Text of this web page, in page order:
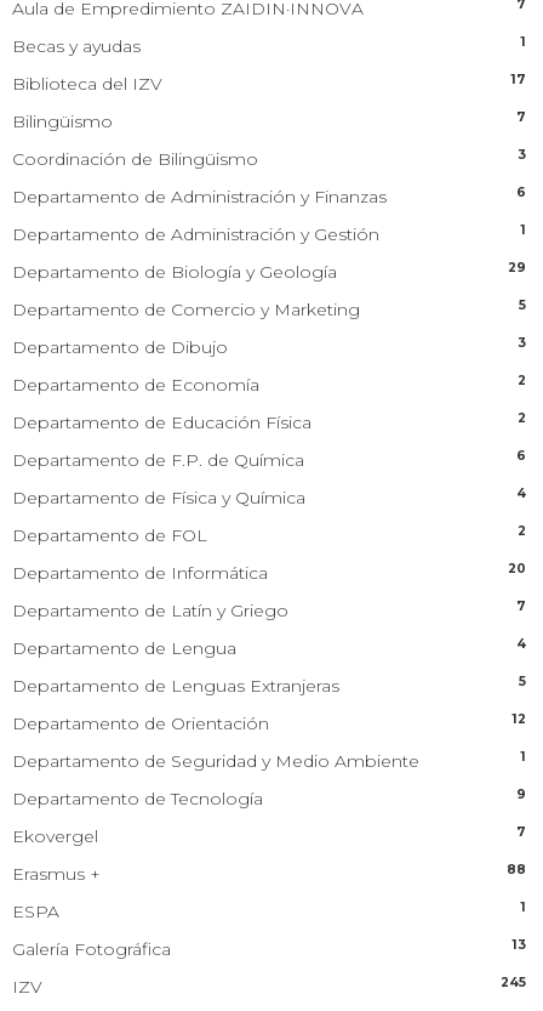
Aula de Empredimiento ZAIDIN·INNOVA 7
Becas y ayudas 1
Biblioteca del IZV 17
Bilingüismo 7
Coordinación de Bilingüismo 3
Departamento de Administración y Finanzas 6
Departamento de Administración y Gestión 1
Departamento de Biología y Geología 29
Departamento de Comercio y Marketing 5
Departamento de Dibujo 3
Departamento de Economía 2
Departamento de Educación Física 2
Departamento de F.P. de Química 6
Departamento de Física y Química 4
Departamento de FOL 2
Departamento de Informática 20
Departamento de Latín y Griego 7
Departamento de Lengua 4
Departamento de Lenguas Extranjeras 5
Departamento de Orientación 12
Departamento de Seguridad y Medio Ambiente 1
Departamento de Tecnología 9
Ekovergel 7
Erasmus + 88
ESPA 1
Galería Fotográfica 13
IZV 245